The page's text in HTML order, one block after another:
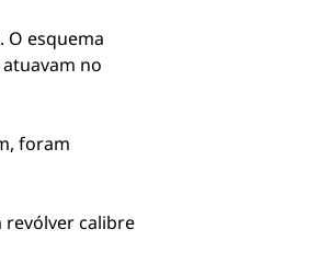
O esquema
no
foram
revólver calibre